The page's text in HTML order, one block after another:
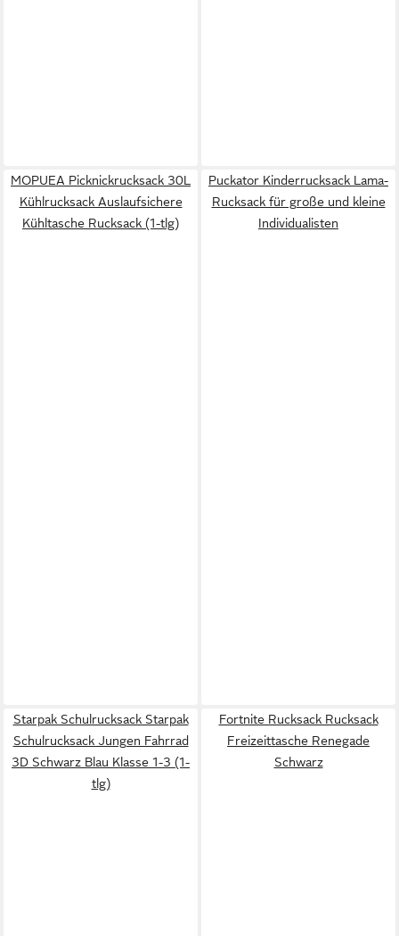
MOPUEA Picknickrucksack 30L
Kühlrucksack Auslaufsichere
Kühltasche Rucksack (1-tlg)
Puckator Kinderrucksack Lama-
Rucksack für große und kleine
Individualisten
Starpak Schulrucksack Starpak
Schulrucksack Jungen Fahrrad
3D Schwarz Blau Klasse 1-3 (1-
tlg)
Fortnite Rucksack Rucksack
Freizeittasche Renegade
Schwarz